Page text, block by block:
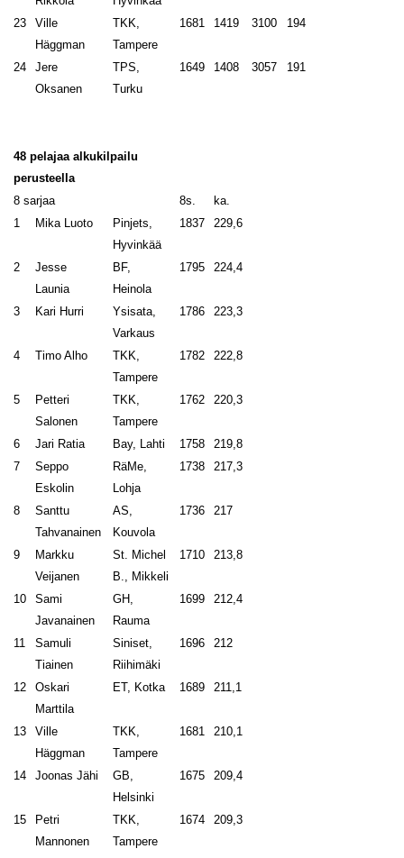
23
Ville
Häggman
TKK,
Tampere
1681 1419 3100 194
24
Jere
Oksanen
TPS,
Turku
1649 1408 3057 191
48 pelajaa alkukilpailu
perusteella
8 sarjaa
8s.
ka.
1
Mika Luoto
Pinjets,
Hyvinkää
1837 229,6
2
Jesse
Launia
BF,
Heinola
1795 224,4
3 Kari Hurri
Ysisata,
Varkaus
1786 223,3
4 Timo Alho
TKK,
Tampere
1782 222,8
5
Petteri
Salonen
TKK,
Tampere
1762 220,3
6 Jari Ratia Bay, Lahti 1758
219,8
7
Seppo
Eskolin
RäMe,
Lohja
1738 217,3
8
Santtu
Tahvanainen
AS,
Kouvola
1736 217
9
Markku
Veijanen
St. Michel
B., Mikkeli
1710 213,8
10
Sami
Javanainen
GH,
Rauma
1699 212,4
11
Samuli
Tiainen
Siniset,
Riihimäki
1696 212
12
Oskari
Marttila
ET, Kotka 1689 211,1
13
Ville
Häggman
TKK,
Tampere
1681 210,1
14 Joonas Jähi
GB,
Helsinki
1675 209,4
15
Petri
Mannonen
TKK,
Tampere
1674 209,3